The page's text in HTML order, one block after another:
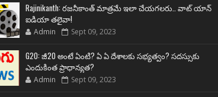
Rajinikanth: రజనీకాంత్ మాత్రమే ఇలా చేయగలరు.. వాట్ యాన్
ఐడియా తలైవా!
Admin Sept 09, 2023
G20: జీ20 అంటే ఏంటి? ఏ ఏ దేశాలకు సభ్యత్వం? సదస్సుకు
ఎందుకింత ప్రాధాన్యత?
Admin Sept 09, 2023